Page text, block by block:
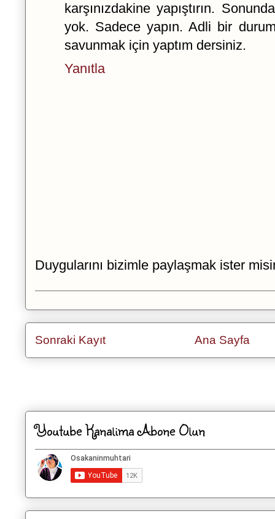
karşınızdakine yapıştırın.
yok. Sadece yapın. Adli bir
savunmak için yaptım dersiniz.
Yanıtla
Duygularını bizimle paylaşmak ister
Sonraki Kayıt Ana Sayfa
Youtube Kanalima Abone Olun